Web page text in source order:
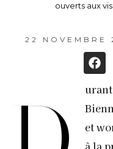
ouverts aux
22 NOVEMBRE
et
à la